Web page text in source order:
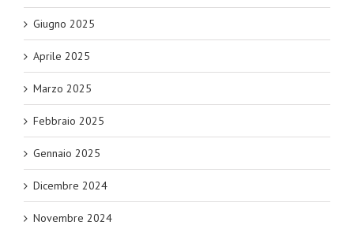
Giugno 2025
Aprile 2025
Marzo 2025
Febbraio 2025
Gennaio 2025
Dicembre 2024
Novembre 2024